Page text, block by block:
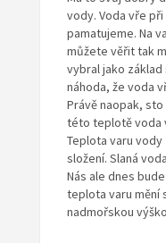
vody. Voda vře
pamatujeme. Na
můžete věřit tak
vybral jako základ
náhoda, že voda
Právě naopak,
této teplotě voda
Teplota varu vody
složení. Slaná
Nás ale dnes
teplota varu mění
nadmořskou